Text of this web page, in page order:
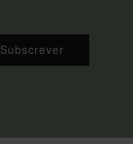
Subscrever